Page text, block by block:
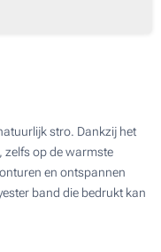
stro. Dankzij het
zelfs op de warmste
en ontspannen
band die bedrukt kan